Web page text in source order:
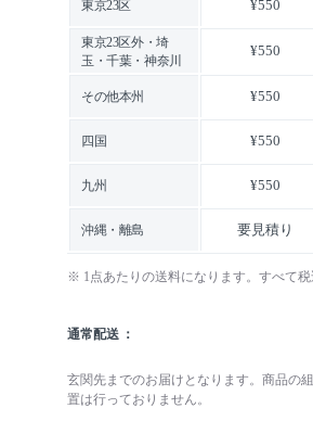
東京23区 ¥550
東京23区外・埼
玉・千葉・神奈川
¥550
その他本州 ¥550
四国 ¥550
九州 ¥550
沖縄・離島 要見積り
※ 1点あたりの送料になります。すべて税
通常配送
玄関先までのお届けとなります。商品の
置は行っておりません。